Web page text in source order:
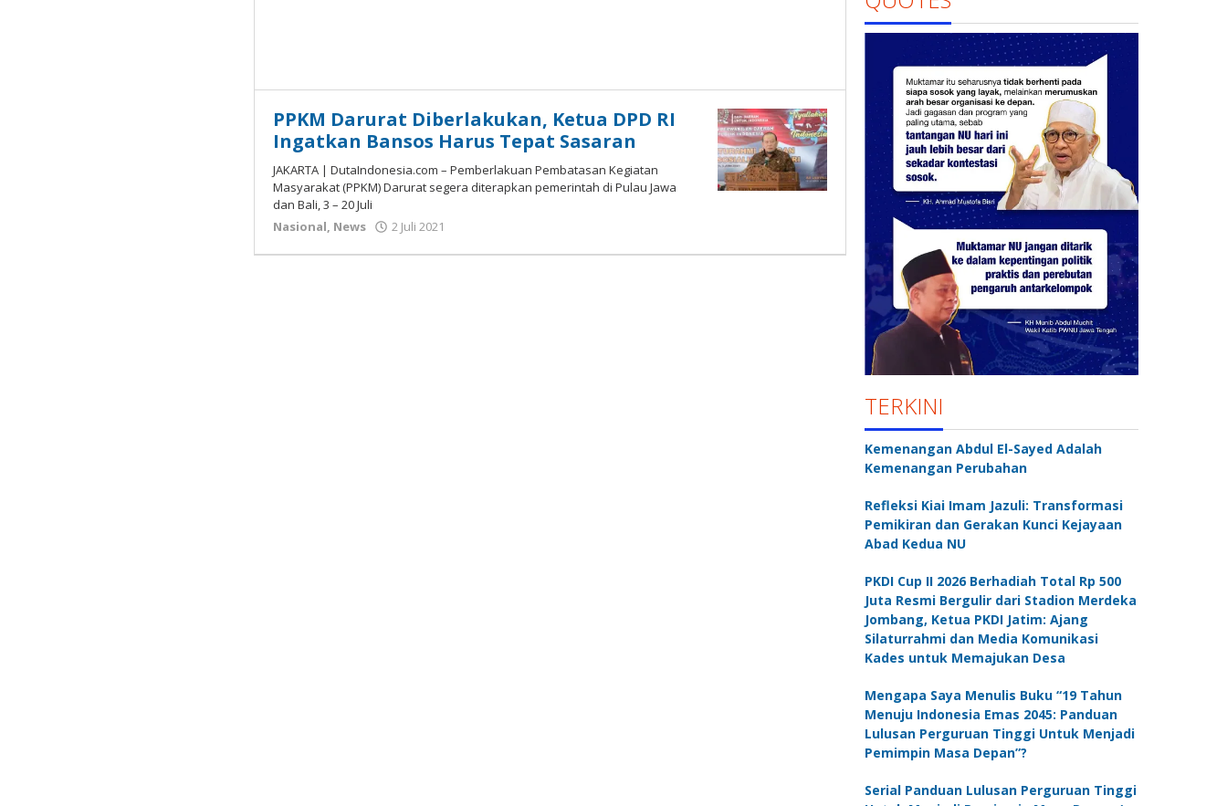
PPKM Darurat Diberlakukan, Ketua DPD RI
Ingatkan Bansos Harus Tepat Sasaran
JAKARTA | DutaIndonesia.com – Pemberlakuan Pembatasan Kegiatan
Masyarakat (PPKM) Darurat segera diterapkan pemerintah di Pulau Jawa
dan Bali, 3 – 20 Juli
Nasional, News 2 Juli 2021
Susanto
TERKINI
Kemenangan Abdul El-Sayed Adalah
Kemenangan Perubahan
Refleksi Kiai Imam Jazuli: Transformasi
Pemikiran dan Gerakan Kunci Kejayaan
Abad Kedua NU
PKDI Cup II 2026 Berhadiah Total Rp 500
Juta Resmi Bergulir dari Stadion Merdeka
Jombang, Ketua PKDI Jatim: Ajang
Silaturrahmi dan Media Komunikasi
Kades untuk Memajukan Desa
Mengapa Saya Menulis Buku “19 Tahun
Menuju Indonesia Emas 2045: Panduan
Lulusan Perguruan Tinggi Untuk Menjadi
Pemimpin Masa Depan”?
Serial Panduan Lulusan Perguruan Tinggi